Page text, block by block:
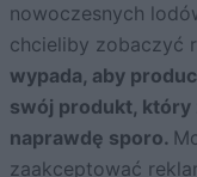
nowoczesnych
chcieliby zobaczyć
wypada, aby
swój produkt,
naprawdę sporo.
zaakceptować